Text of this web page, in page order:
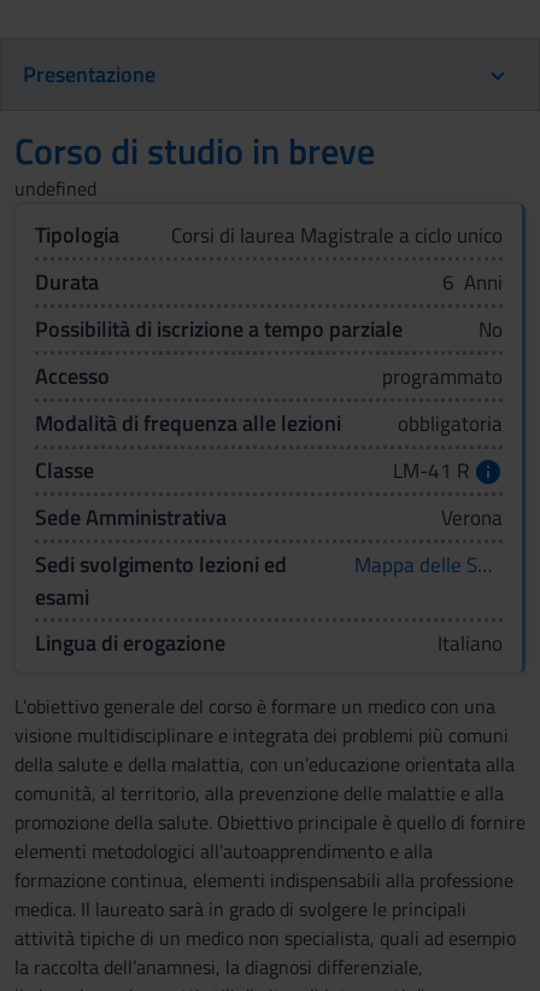
Presentazione
Corso di studio in breve
undefined
Tipologia Corsi di laurea Magistrale a ciclo unico
Durata 6 Anni
Possibilità di iscrizione a tempo parziale No
Accesso programmato
Modalità di frequenza alle lezioni obbligatoria
Classe LM-41 R
Sede Amministrativa Verona
Sedi svolgimento lezioni ed
esami
Mappa delle Sedi
Lingua di erogazione Italiano
L’obiettivo generale del corso è formare un medico con una
visione multidisciplinare e integrata dei problemi più comuni
della salute e della malattia, con un’educazione orientata alla
comunità, al territorio, alla prevenzione delle malattie e alla
promozione della salute. Obiettivo principale è quello di fornire
elementi metodologici all’autoapprendimento e alla
formazione continua, elementi indispensabili alla professione
medica. Il laureato sarà in grado di svolgere le principali
attività tipiche di un medico non specialista, quali ad esempio
la raccolta dell’anamnesi, la diagnosi differenziale,